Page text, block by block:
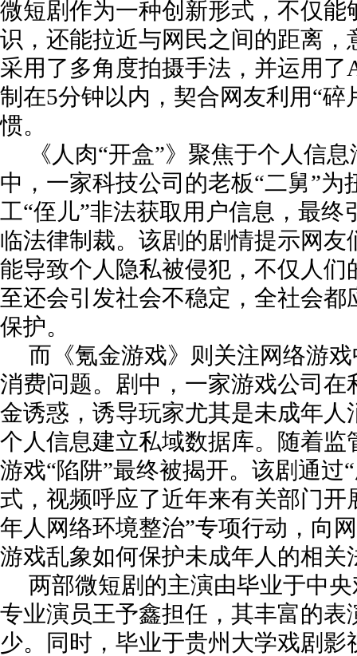
微短剧作为一种创新形式，不仅能
识，还能拉近与网民之间的距离，
采用了多角度拍摄手法，并运用
制在5分钟以内，契合网友利用“碎
惯。
《人肉“开盒”》聚焦于个人信
中，一家科技公司的老板“二舅”为
工“侄儿”非法获取用户信息，最终
临法律制裁。该剧的剧情提示网友
能导致个人隐私被侵犯，不仅人们
至还会引发社会不稳定，全社会都
保护。
而《氪金游戏》则关注网络游
消费问题。剧中，一家游戏公司在
金诱惑，诱导玩家尤其是未成年人
个人信息建立私域数据库。随着监
游戏“陷阱”最终被揭开。该剧通过
式，视频呼应了近年来有关部门开
年人网络环境整治”专项行动，向
游戏乱象如何保护未成年人的相关
两部微短剧的主演由毕业于中
专业演员王予鑫担任，其丰富的表
少。同时，毕业于贵州大学戏剧影